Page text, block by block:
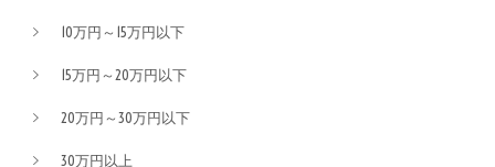
10万円～15万円以下
15万円～20万円以下
20万円～30万円以下
30万円以上